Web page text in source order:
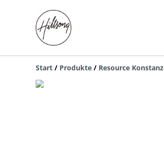
Start / Produkte / Resource Konstanz